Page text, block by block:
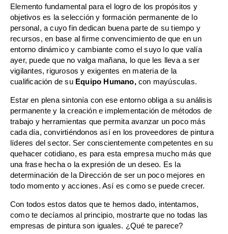
Elemento fundamental para el logro de los propósitos y
objetivos es la selección y formación permanente de lo
personal, a cuyo fin dedican buena parte de su tiempo y
recursos, en base al firme convencimiento de que en un
entorno dinámico y cambiante como el suyo lo que valía
ayer, puede que no valga mañana, lo que les lleva a ser
vigilantes, rigurosos y exigentes en materia de la
cualificación de su Equipo Humano,con mayúsculas.
Estar en plena sintonía con ese entorno obliga a su análisis
permanente y la creación e implementación de métodos de
trabajo y herramientas que permita avanzar un poco más
cada día, convirtiéndonos así en los proveedores de pintura
líderes del sector. Ser conscientemente competentes en su
quehacer cotidiano, es para esta empresa mucho más que
una frase hecha o la expresión de un deseo. Es la
determinación de la Dirección de ser un poco mejores en
todo momento y acciones. Así es como se puede crecer.
Con todos estos datos que te hemos dado, intentamos,
como te decíamos al principio, mostrarte que no todas las
empresas de pintura son iguales. ¿Qué te parece?